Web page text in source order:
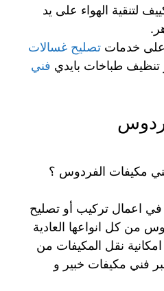
لتنقية الهواء على يد
على خدمات تصليح غسالات
تنظيف طباخات بايدي فني
مكيفات الفردوس ؟
في اعمال تركيب أو تصليح
من كل انواعها العادية
امكانية نقل المكيفات من
فني مكيفات خبير و